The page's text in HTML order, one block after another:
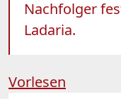
Nachfolger
Ladaria.
Vorlesen